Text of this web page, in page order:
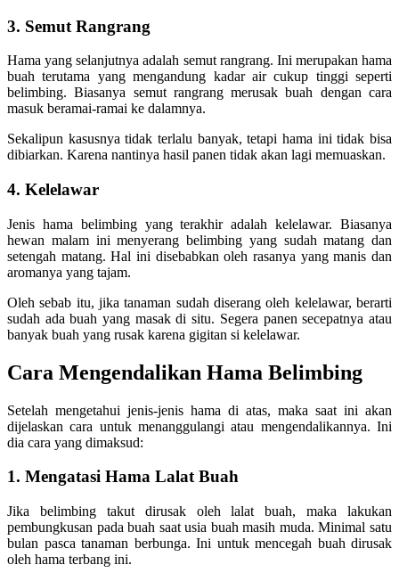
3. Semut Rangrang
Hama yang selanjutnya adalah semut rangrang. Ini merupakan hama
buah terutama yang mengandung kadar air cukup tinggi seperti
belimbing. Biasanya semut rangrang merusak buah dengan cara
masuk beramai-ramai ke dalamnya.
Sekalipun kasusnya tidak terlalu banyak, tetapi hama ini tidak bisa
dibiarkan. Karena nantinya hasil panen tidak akan lagi memuaskan.
4. Kelelawar
Jenis hama belimbing yang terakhir adalah kelelawar. Biasanya
hewan malam ini menyerang belimbing yang sudah matang dan
setengah matang. Hal ini disebabkan oleh rasanya yang manis dan
aromanya yang tajam.
Oleh sebab itu, jika tanaman sudah diserang oleh kelelawar, berarti
sudah ada buah yang masak di situ. Segera panen secepatnya atau
banyak buah yang rusak karena gigitan si kelelawar.
Cara Mengendalikan Hama Belimbing
Setelah mengetahui jenis-jenis hama di atas, maka saat ini akan
dijelaskan cara untuk menanggulangi atau mengendalikannya. Ini
dia cara yang dimaksud:
1. Mengatasi Hama Lalat Buah
Jika belimbing takut dirusak oleh lalat buah, maka lakukan
pembungkusan pada buah saat usia buah masih muda. Minimal satu
bulan pasca tanaman berbunga. Ini untuk mencegah buah dirusak
oleh hama terbang ini.